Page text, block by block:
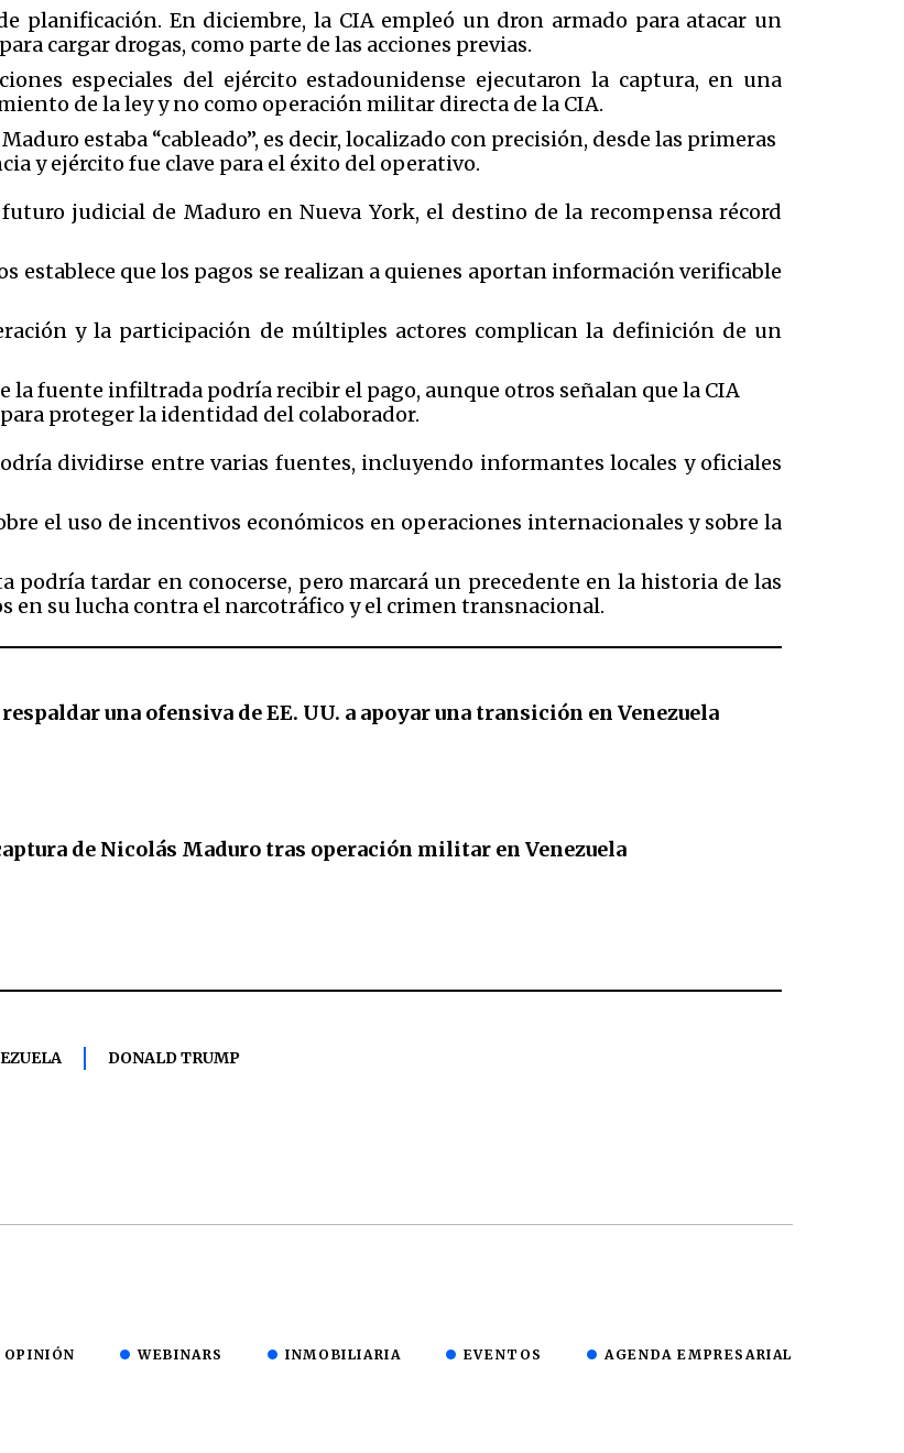
planificación. En diciembre, la CIA empleó un dron armado para atacar un
cargar drogas, como parte de las acciones previas.
especiales del ejército estadounidense ejecutaron la captura, en una
de la ley y no como operación militar directa de la CIA.
estaba “cableado”, es decir, localizado con precisión, desde las primeras
y ejército fue clave para el éxito del operativo.
judicial de Maduro en Nueva York, el destino de la recompensa récord
establece que los pagos se realizan a quienes aportan información verificable
y la participación de múltiples actores complican la definición de un
la fuente infiltrada podría recibir el pago, aunque otros señalan que la CIA
proteger la identidad del colaborador.
dividirse entre varias fuentes, incluyendo informantes locales y oficiales
el uso de incentivos económicos en operaciones internacionales y sobre la
podría tardar en conocerse, pero marcará un precedente en la historia de las
en su lucha contra el narcotráfico y el crimen transnacional.
una ofensiva de EE. UU. a apoyar una transición en Venezuela
de Nicolás Maduro tras operación militar en Venezuela
DONALD TRUMP
OPINIÓN WEBINARS INMOBILIARIA EVENTOS AGENDA EMPRESARIAL